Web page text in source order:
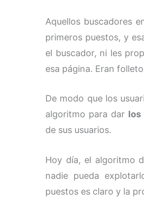
Aquellos buscadores
primeros puestos, y
el buscador, ni les
esa página. Eran
De modo que los
algoritmo para dar los
de sus usuarios.
Hoy día, el algoritmo
nadie pueda
puestos es claro y la